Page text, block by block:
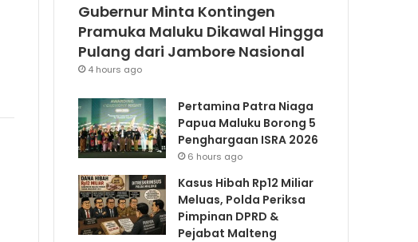
Gubernur Minta Kontingen
Pramuka Maluku Dikawal Hingga
Pulang dari Jambore Nasional
4 hours ago
Pertamina Patra Niaga
Papua Maluku Borong 5
Penghargaan ISRA 2026
6 hours ago
Kasus Hibah Rp12 Miliar
Meluas, Polda Periksa
Pimpinan DPRD &
Pejabat Malteng